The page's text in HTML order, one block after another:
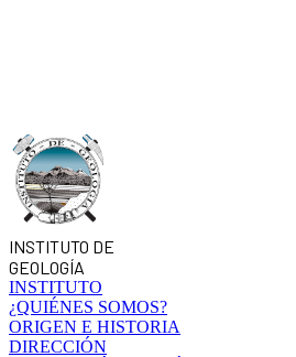
INSTITUTO DE
GEOLOGÍA
INSTITUTO
¿QUIÉNES SOMOS?
ORIGEN E HISTORIA
DIRECCIÓN